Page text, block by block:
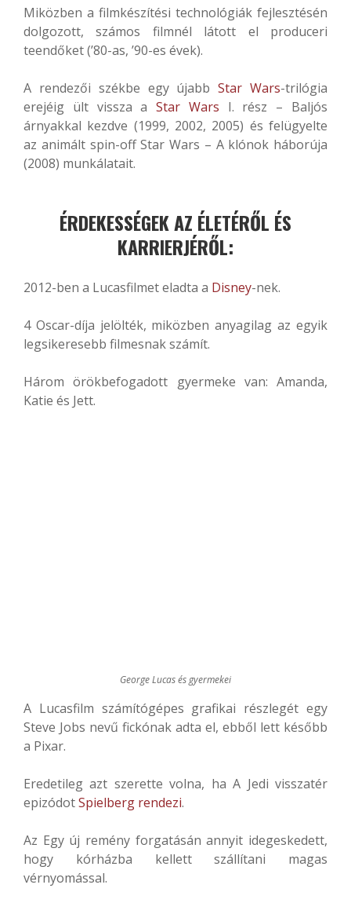
Miközben a filmkészítési technológiák fejlesztésén
dolgozott, számos filmnél látott el produceri
teendőket (’80-as, ’90-es évek).
A rendezői székbe egy újabbStar Wars-trilógia
erejéig ült vissza aStar Wars I. rész – Baljós
árnyakkal kezdve (1999, 2002, 2005) és felügyelte
az animált spin-off Star Wars – A klónok háborúja
(2008) munkálatait.
ÉRDEKESSÉGEK AZ ÉLETÉRŐL ÉS
KARRIERJÉRŐL:
2012-ben a Lucasfilmet eladta a Disney-nek.
4 Oscar-díja jelölték, miközben anyagilag az egyik
legsikeresebb filmesnak számít.
Három örökbefogadott gyermeke van: Amanda,
Katie és Jett.
George Lucas és gyermekei
A Lucasfilm számítógépes grafikai részlegét egy
Steve Jobs nevű fickónak adta el, ebből lett később
a Pixar.
Eredetileg azt szerette volna, ha A Jedi visszatér
epizódotSpielberg rendezi.
Az Egy új remény forgatásán annyit idegeskedett,
hogy kórházba kellett szállítani magas
vérnyomással.